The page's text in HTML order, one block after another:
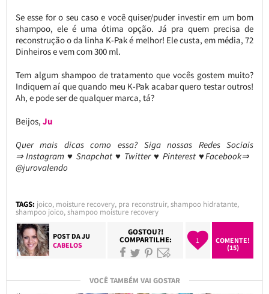
Se esse for o seu caso e você quiser/puder investir em um bom
shampoo, ele é uma ótima opção. Já pra quem precisa de
reconstrução o da linha K-Pak é melhor! Ele custa, em média, 72
Dinheiros e vem com 300 ml.
Tem algum shampoo de tratamento que vocês gostem muito?
Indiquem aí que quando meu K-Pak acabar quero testar outros!
Ah, e pode ser de qualquer marca, tá?
Beijos, Ju
Quer mais dicas como essa? Siga nossas Redes Sociais
⇒ Instagram ♥ Snapchat ♥ Twitter ♥ Pinterest ♥Facebook⇒
@jurovalendo
TAGS: joico, moisture recovery, pra reconstruir,shampoo hidratante,
shampoo joico,shampoo moisture recovery
POST DAJU
CABELOS
GOSTOU?!
COMPARTILHE: 1
COMENTE!
(15)
VOCÊ TAMBÉM VAI GOSTAR